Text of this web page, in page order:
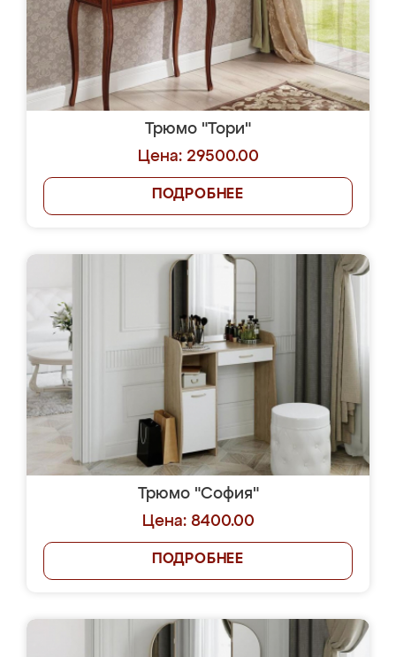
Трюмо "Тори"
Цена: 29500.00
ПОДРОБНЕЕ
Трюмо "София"
Цена: 8400.00
ПОДРОБНЕЕ